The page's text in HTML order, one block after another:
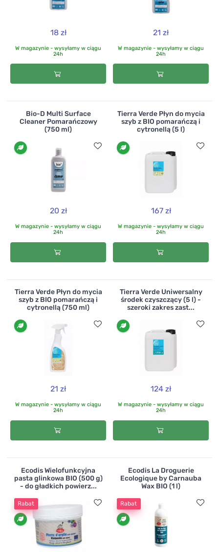
18 zł
W magazynie - wysyłamy w ciągu
24h
21 zł
W magazynie - wysyłamy w ciągu
24h
Bio-D Multi Surface
Cleaner Pomarańczowy
(750 ml)
20 zł
W magazynie - wysyłamy w ciągu
24h
Tierra Verde Płyn do mycia
szyb z BIO pomarańczą i
cytronellą (5 l)
167 zł
W magazynie - wysyłamy w ciągu
24h
Tierra Verde Płyn do mycia
szyb z BIO pomarańczą i
cytronellą (750 ml)
21 zł
W magazynie - wysyłamy w ciągu
24h
Tierra Verde Uniwersalny
środek czyszczący (5 l) -
szeroki zakres zast...
124 zł
W magazynie - wysyłamy w ciągu
24h
Ecodis Wielofunkcyjna
pasta glinkowa BIO (500 g)
- do gładkich powierz...
Rabat
Ecodis La Droguerie
Ecologique by Carnauba
Wax BIO (1 l)
Rabat